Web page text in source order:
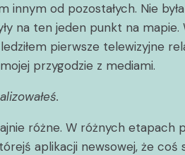
od pozostałych. Nie
na ten jeden punkt na
pierwsze telewizyjne
przygodzie z mediami.
różne. W różnych
aplikacji newsowej, że coś